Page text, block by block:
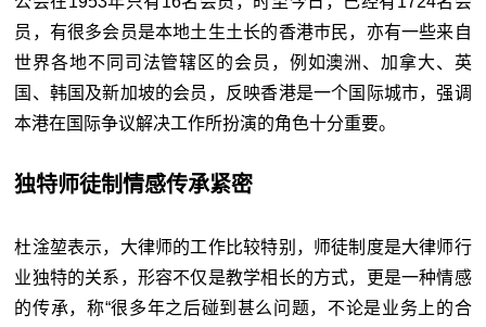
员，有很多会员是本地土生土长的香港巿民，亦有一些来自
世界各地不同司法管辖区的会员，例如澳洲、加拿大、英
国、韩国及新加坡的会员，反映香港是一个国际城市，强调
本港在国际争议解决工作所扮演的角色十分重要。
独特师徒制情感传承紧密
杜淦堃表示，大律师的工作比较特别，师徒制度是大律师行
业独特的关系，形容不仅是教学相长的方式，更是一种情感
的传承，称“很多年之后碰到甚么问题，不论是业务上的合